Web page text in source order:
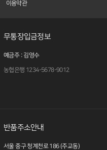
이용약관
무통장입금정보
예금주 : 김영수
농협은행 1234-5678-9012
반품주소안내
서울 중구 청계천로 186 (주교동)